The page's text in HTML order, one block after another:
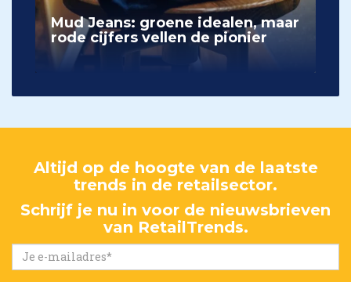
Mud Jeans: groene idealen, maar
rode cijfers vellen de pionier
Altijd op de hoogte van de laatste
trends in de retailsector.
Schrijf je nu in voor de nieuwsbrieven
van RetailTrends.